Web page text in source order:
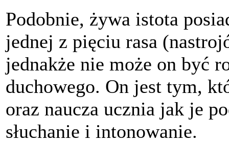
Podobnie, żywa istota
jednej z pięciu rasa
jednakże nie może on być
duchowego. On jest tym,
oraz naucza ucznia jak je
słuchanie i intonowanie.